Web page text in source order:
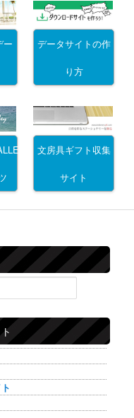
ー データサイトの作
り方
】
文房具ギフト収集
サイト